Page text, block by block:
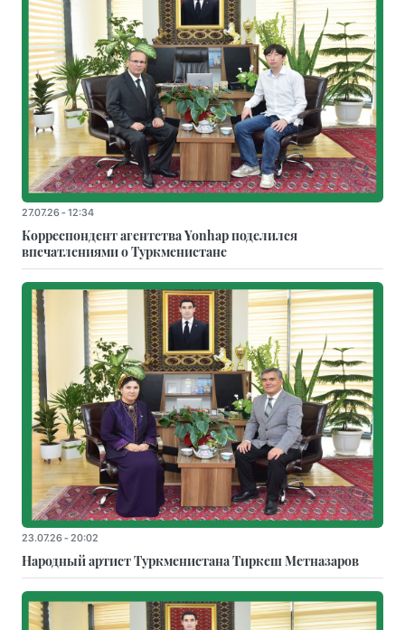
27.07.26 - 12:34
Корреспондент агентства Yonhap поделился
впечатлениями о Туркменистане
23.07.26 - 20:02
Народный артист Туркменистана Тиркеш Мeтназаров